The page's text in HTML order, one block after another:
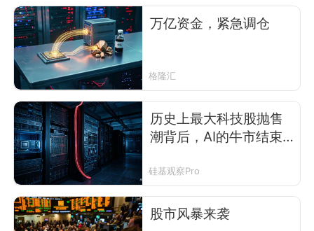
万亿资金，紧急调仓
格隆汇
历史上最大科技股抛售
潮背后，AI的牛市结束
硅基观察Pro
股市风暴来袭